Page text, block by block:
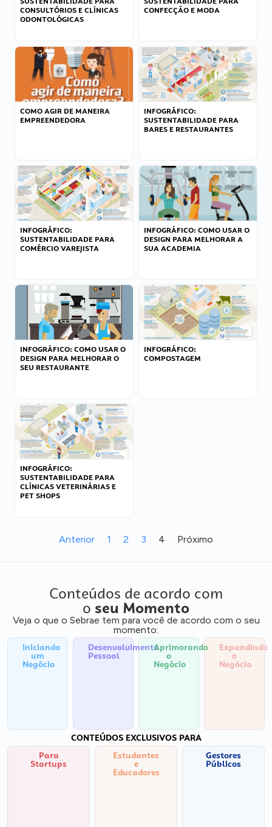
CONSULTÓRIOS E CLÍNICAS
ODONTOLÓGICAS
CONFECÇÃO E MODA
COMO AGIR DE MANEIRA
EMPREENDEDORA
INFOGRÁFICO:
SUSTENTABILIDADE PARA
BARES E RESTAURANTES
INFOGRÁFICO:
SUSTENTABILIDADE PARA
COMÉRCIO VAREJISTA
INFOGRÁFICO: COMO USAR O
DESIGN PARA MELHORAR A
SUA ACADEMIA
INFOGRÁFICO: COMO USAR O
DESIGN PARA MELHORAR O
SEU RESTAURANTE
INFOGRÁFICO:
COMPOSTAGEM
INFOGRÁFICO:
SUSTENTABILIDADE PARA
CLÍNICAS VETERINÁRIAS E
PET SHOPS
Anterior 1 2 3 4 Próximo
Conteúdos de acordo com
o seu Momento
Veja o que o Sebrae tem para você de acordo com o seu
momento:
Iniciando
um
Negócio
Desenvolvimento
Pessoal
Aprimorando
o
Negócio
Expandindo
o
Negócio
CONTEÚDOS EXCLUSIVOS PARA
Para
Startups
Estudantes
e
Educadores
Gestores
Públicos